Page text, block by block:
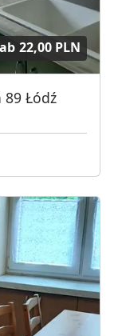
ab 22,00 PLN
89 Łódź